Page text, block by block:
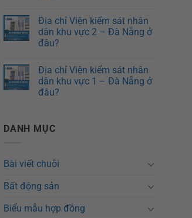
Địa chỉ Viện kiểm sát nhân
dân khu vực 2 – Đà Nẵng ở
đâu?
Địa chỉ Viện kiểm sát nhân
dân khu vực 1 – Đà Nẵng ở
đâu?
DANH MỤC
Bài viết chuỗi
Bất động sản
Biểu mẫu hợp đồng